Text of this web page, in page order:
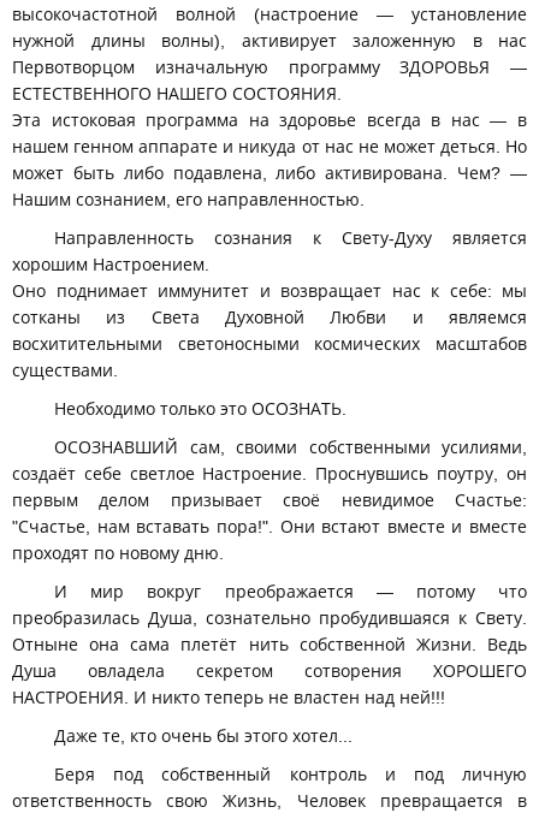
высокочастотной волной (настроение — установление
нужной длины волны), активирует заложенную в нас
Первотворцом изначальную программу ЗДОРОВЬЯ —
ЕСТЕСТВЕННОГО НАШЕГО СОСТОЯНИЯ.
Эта истоковая программа на здоровье всегда в нас — в
нашем генном аппарате и никуда от нас не может деться. Но
может быть либо подавлена, либо активирована. Чем? —
Нашим сознанием, его направленностью.
Направленность сознания к Свету-Духу является
хорошим Настроением.
Оно поднимает иммунитет и возвращает нас к себе: мы
сотканы из Света Духовной Любви и являемся
восхитительными светоносными космических масштабов
существами.
Необходимо только это ОСОЗНАТЬ.
ОСОЗНАВШИЙ сам, своими собственными усилиями,
создаёт себе светлое Настроение. Проснувшись поутру, он
первым делом призывает своё невидимое Счастье:
"Счастье, нам вставать пора!". Они встают вместе и вместе
проходят по новому дню.
И мир вокруг преображается — потому что
преобразилась Душа, сознательно пробудившаяся к Свету.
Отныне она сама плетёт нить собственной Жизни. Ведь
Душа овладела секретом сотворения ХОРОШЕГО
НАСТРОЕНИЯ. И никто теперь не властен над ней!!!
Даже те, кто очень бы этого хотел...
Беря под собственный контроль и под личную
ответственность свою Жизнь, Человек превращается в